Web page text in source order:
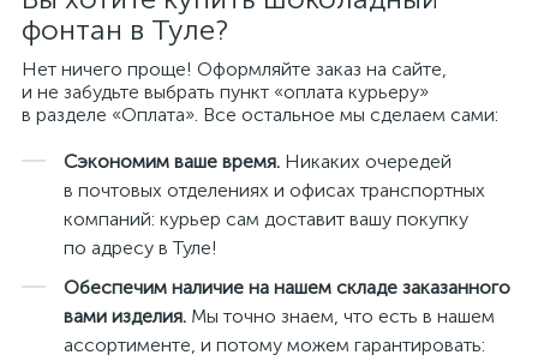
фонтан в Туле?
Нет ничего проще! Оформляйте заказ на сайте,
и не забудьте выбрать пункт «оплата курьеру»
в разделе «Оплата». Все остальное мы сделаем сами:
Сэкономим ваше время. Никаких очередей
в почтовых отделениях и офисах транспортных
компаний: курьер сам доставит вашу покупку
по адресу в Туле!
Обеспечим наличие на нашем складе заказанного
вами изделия. Мы точно знаем, что есть в нашем
ассортименте, и потому можем гарантировать: